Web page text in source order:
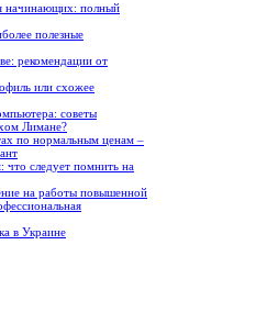
начинающих: полный
полезные
рекомендации от
или схожее
советы
Лимане?
по нормальным ценам –
следует помнить на
на работы повышенной
в Украине